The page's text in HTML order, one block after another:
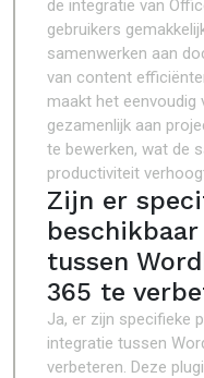
de integratie van
gebruikers
samenwerken aan
van content
maakt het eenvoudig
gezamenlijk aan
te bewerken, wat de
productiviteit
Zijn er
tussen
365 te
Ja, er zijn specifieke
integratie tussen
verbeteren. Deze